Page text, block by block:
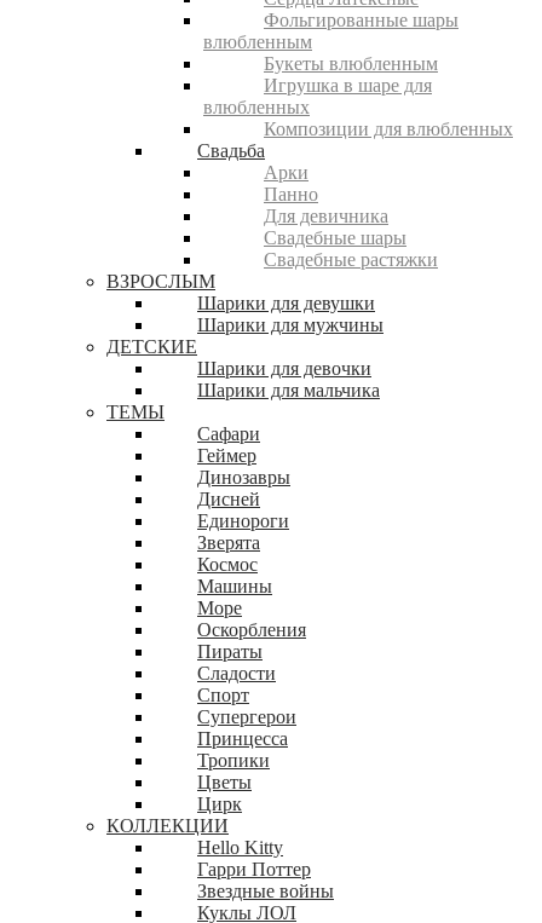
Фольгированные шары
влюбленным
Букеты влюбленным
Игрушка в шаре для
влюбленных
Композиции для влюбленных
Свадьба
Арки
Панно
Для девичника
Свадебные шары
Свадебные растяжки
ВЗРОСЛЫМ
Шарики для девушки
Шарики для мужчины
ДЕТСКИЕ
Шарики для девочки
Шарики для мальчика
ТЕМЫ
Сафари
Геймер
Динозавры
Дисней
Единороги
Зверята
Космос
Машины
Море
Оскорбления
Пираты
Сладости
Спорт
Супергерои
Принцесса
Тропики
Цветы
Цирк
КОЛЛЕКЦИИ
Hello Kitty
Гарри Поттер
Звездные войны
Куклы ЛОЛ